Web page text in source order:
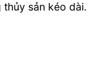
sản kéo dài.